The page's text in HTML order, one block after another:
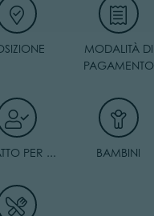
MODALITÀ DI
PAGAMENTO
PER ... BAMBINI